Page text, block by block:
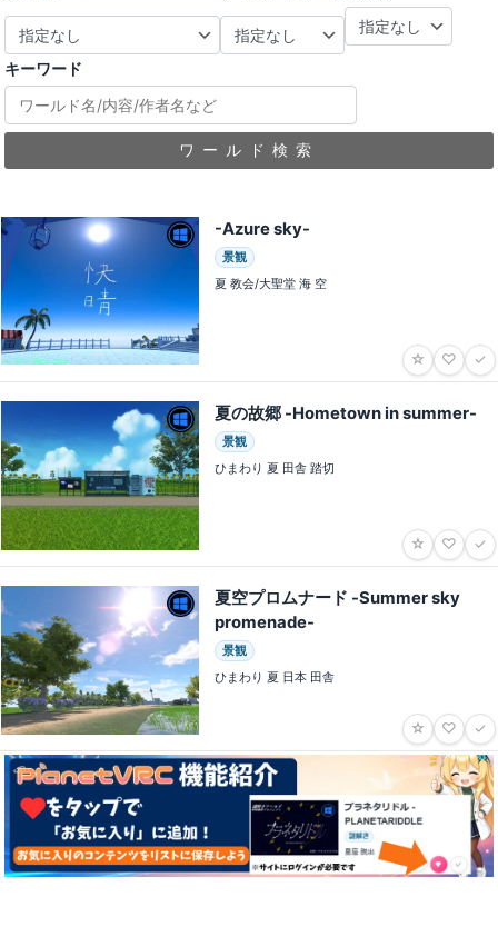
キーワード
ワールド検索
-Azure sky-
景観
夏 教会/大聖堂 海 空
☆ ♡ ✓
夏の故郷 -Hometown in summer-
景観
ひまわり 夏 田舎 踏切
☆ ♡ ✓
夏空プロムナード -Summer sky
promenade-
景観
ひまわり 夏 日本 田舎
☆ ♡ ✓